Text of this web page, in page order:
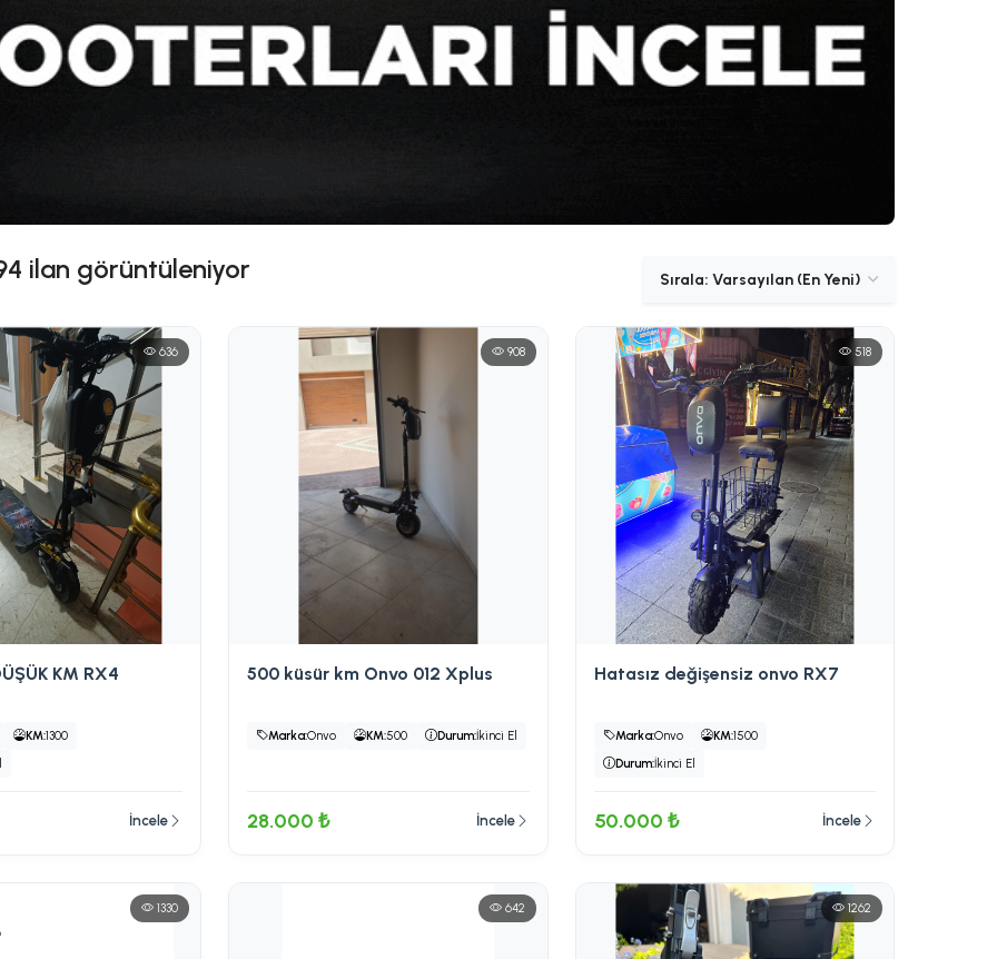
ilan görüntüleniyor
636
KM RX4
KM:1300
İncele
908
500 küsür km Onvo 012 Xplus
Marka:Onvo KM:500 Durum:İkinci El
28.000 ₺ İncele
518
Hatasız değişensiz onvo RX7
Marka:Onvo KM:1500
Durum:İkinci El
50.000 ₺ İncele
1330 642 1262